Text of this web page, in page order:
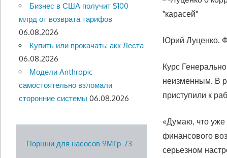
Юрий Луценко.
Курс
неизменным. В
приступили к
«Думаю, что уже
финансового
серьезном
Бизнес в США получит $100
млрд от возврата тарифов
06.08.2026
Купить или прокачать: акк Леста
06.08.2026
Модели Anthropic
самостоятельно взломали
сторонние системы 06.08.2026
Поршни для насосов 9МГр-73